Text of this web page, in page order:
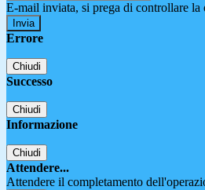
E-mail inviata, si prega di controllare la
Errore
Chiudi
Successo
Chiudi
Informazione
Chiudi
Attendere...
Attendere il completamento